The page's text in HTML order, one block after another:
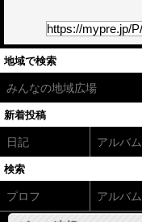
地域で検索
みんなの地域広場
新着投稿
日記 アルバム
検索
プロフ アルバム